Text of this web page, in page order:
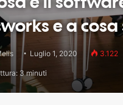
e a cosa
Luglio 1, 2020 3.122
3 minuti